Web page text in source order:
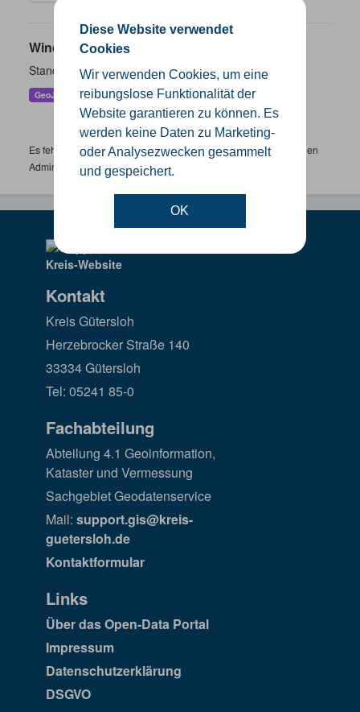
Diese Website verwendet
Cookies
Wir verwenden Cookies, um eine
reibungslose Funktionalität der
Website garantieren zu können. Es
werden keine Daten zu Marketing-
oder Analysezwecken gesammelt
und gespeichert.
OK
Windenergieanlagen
Standorte der Windenergieanlagen im Kreis Gütersloh
GeoJSON KML SHP
Es fehlen spezifische Datensätze? Wenden Sie sich bitte an einen
Administrator unter:support.gis@kreis-guetersloh.de
Kontakt
Kreis Gütersloh
Herzebrocker Straße 140
33334 Gütersloh
Tel: 05241 85-0
Fachabteilung
Abteilung 4.1 Geoinformation,
Kataster und Vermessung
Sachgebiet Geodatenservice
Mail: support.gis@kreis-
guetersloh.de
Kontaktformular
Links
Über das Open-Data Portal
Impressum
Datenschutzerklärung
DSGVO